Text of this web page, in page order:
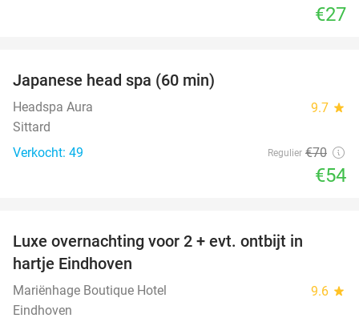
€27
Japanese head spa (60 min)
Headspa Aura 9.7 star
Sittard
Verkocht: 49
Regulier €70
€54
Luxe overnachting voor 2 + evt. ontbijt in
hartje Eindhoven
Mariënhage Boutique Hotel 9.6 star
Eindhoven